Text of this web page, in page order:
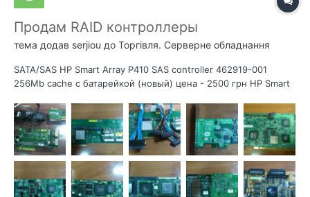
Продам RAID контроллеры
тема додав serjiou до Торгівля. Серверне обладнання
SATA/SAS HP Smart Array P410 SAS controller 462919-001
256Mb cache c батарейкой (новый) цена - 2500 грн HP Smart
батарейкой и кабелями (бу) цена - 300 грн Adaptec RAID
1220SA (2xSATA) есть 2шт. (описание) цена - по 200грн...